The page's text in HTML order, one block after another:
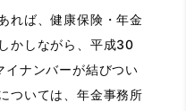
れば、健康保険・年金
かしながら、平成30
ナンバーが結びつい
ついては、年金事務所